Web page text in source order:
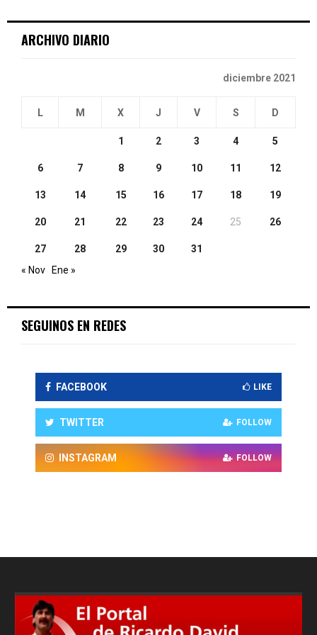
ARCHIVO DIARIO
diciembre 2021
L M X J V S D
1 2 3 4 5
6 7 8 9 10 11 12
13 14 15 16 17 18 19
20 21 22 23 24 25 26
27 28 29 30
31
« Nov
Ene »
SEGUINOS EN REDES
FACEBOOK LIKE
TWITTER FOLLOW
INSTAGRAM FOLLOW